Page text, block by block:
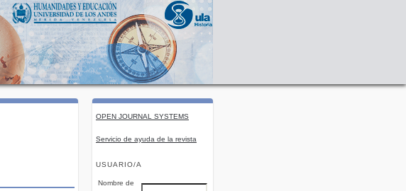
OPEN JOURNAL SYSTEMS
Servicio de ayuda de la revista
USUARIO/A
Nombre de